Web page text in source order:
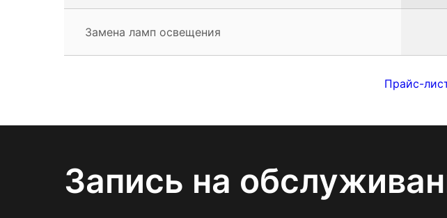
Замена ламп освещения
Прайс-
Запись на